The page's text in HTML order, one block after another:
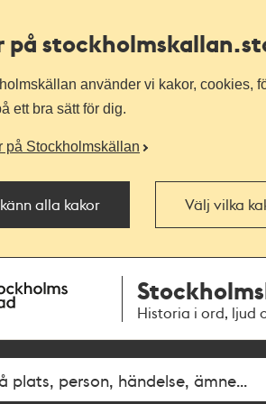
på stockholmskallan
använder vi kakor, cookies,
ett bra sätt för dig.
på Stockholmskällan
alla kakor Välj vilka
Historia i ord, ljud